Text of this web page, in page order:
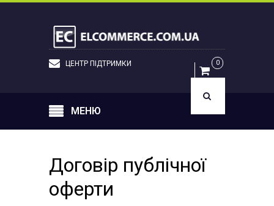
0
ЦЕНТР ПІДТРИМКИ
МЕНЮ
Договір публічної
оферти